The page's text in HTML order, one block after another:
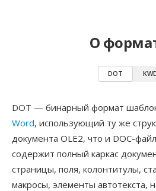
О
DOT
DOT — бинарный формат
Word, использующий ту же
документа OLE2, что и DOC-
содержит полный каркас
страницы, поля, колонтитулы,
макросы, элементы автотекста,